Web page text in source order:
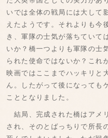
いでは全体の戦局には大して
えたようです。それよりも今
き、軍隊の士気が落ちていて
いか？橋一つよりも軍隊の士
られた使命ではないか？これ
映画ではここまでハッキリと
ん。したがって後になっても
こととなりました。
結局、完成された橋はアメ
され、そのとばっちりで所長